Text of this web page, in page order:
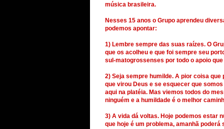
música brasileira.
Nesses 15 anos o Grupo aprendeu
podemos apontar:
1) Lembre sempre das suas raízes. O
que os acolheu e que foi sempre seu
sul-matogrossenses por todo o apoio que
2) Seja sempre humilde. A pior coisa
que virou Deus e se esquecer que
aqui na platéia. Mas viemos todos do
ninguém e a humildade é o melhor
3) A vida dá voltas. Hoje podemos estar
que hoje é um problema, amanhã